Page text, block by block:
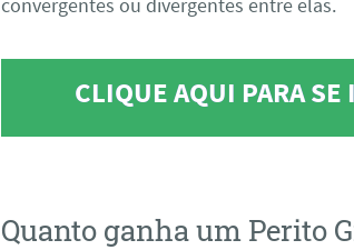
convergentes ou divergentes entre elas.
CLIQUE AQUI PARA SE
Quanto ganha um Perito